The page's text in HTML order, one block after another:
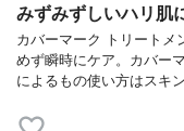
みずみずしいハリ肌
カバーマーク トリートメ
めず瞬時にケア。カバー
によるもの使い方はスキ